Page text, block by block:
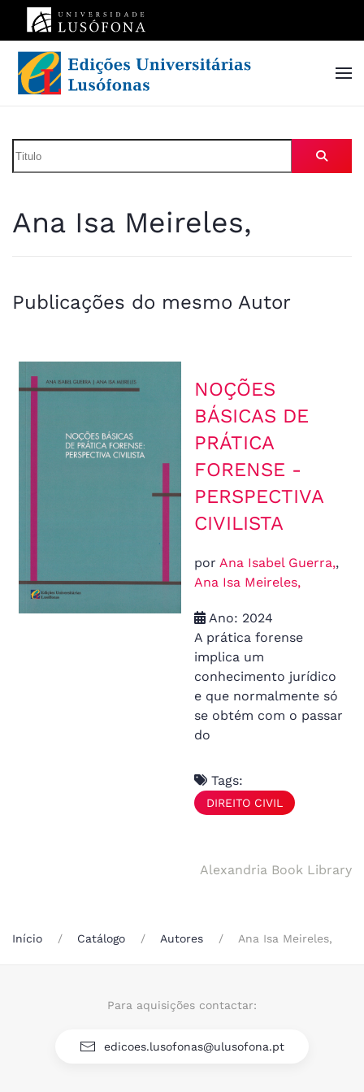
Skip to main content
Ana Isa Meireles,
Publicações do mesmo Autor
NOÇÕES
BÁSICAS DE
PRÁTICA
FORENSE -
PERSPECTIVA
CIVILISTA
por Ana Isabel Guerra,,
Ana Isa Meireles,
Ano: 2024
A prática forense
implica um
conhecimento jurídico
e que normalmente só
se obtém com o passar
do
Tags:
DIREITO CIVIL
Alexandria Book Library
Início Catálogo Autores Ana Isa Meireles,
Para aquisições contactar:
edicoes.lusofonas@ulusofona.pt